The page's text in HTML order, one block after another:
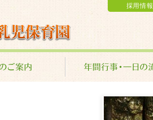
学校法人 金光学園
採用情報